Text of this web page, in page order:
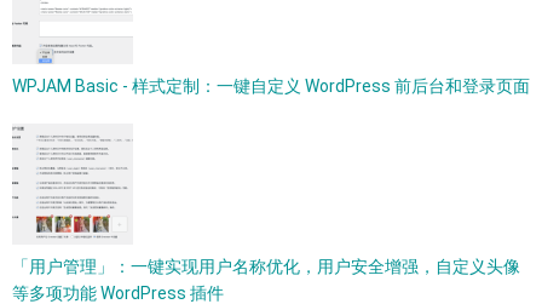
WPJAM Basic - 样式定制：一键自定义 WordPress 前后台和登录页面
「用户管理」：一键实现用户名称优化，用户安全增强，自定义头像
等多项功能 WordPress 插件